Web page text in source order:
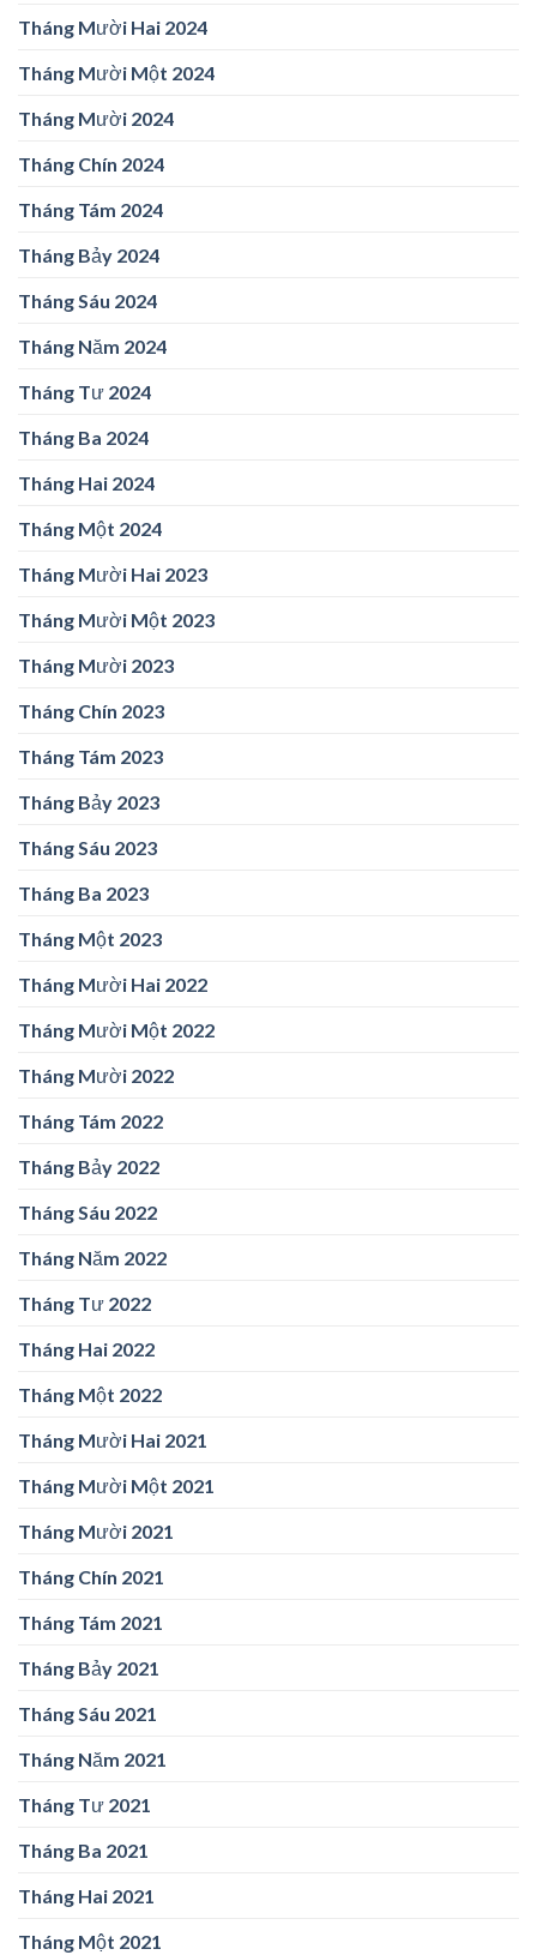
Tháng Mười Hai 2024
Tháng Mười Một 2024
Tháng Mười 2024
Tháng Chín 2024
Tháng Tám 2024
Tháng Bảy 2024
Tháng Sáu 2024
Tháng Năm 2024
Tháng Tư 2024
Tháng Ba 2024
Tháng Hai 2024
Tháng Một 2024
Tháng Mười Hai 2023
Tháng Mười Một 2023
Tháng Mười 2023
Tháng Chín 2023
Tháng Tám 2023
Tháng Bảy 2023
Tháng Sáu 2023
Tháng Ba 2023
Tháng Một 2023
Tháng Mười Hai 2022
Tháng Mười Một 2022
Tháng Mười 2022
Tháng Tám 2022
Tháng Bảy 2022
Tháng Sáu 2022
Tháng Năm 2022
Tháng Tư 2022
Tháng Hai 2022
Tháng Một 2022
Tháng Mười Hai 2021
Tháng Mười Một 2021
Tháng Mười 2021
Tháng Chín 2021
Tháng Tám 2021
Tháng Bảy 2021
Tháng Sáu 2021
Tháng Năm 2021
Tháng Tư 2021
Tháng Ba 2021
Tháng Hai 2021
Tháng Một 2021